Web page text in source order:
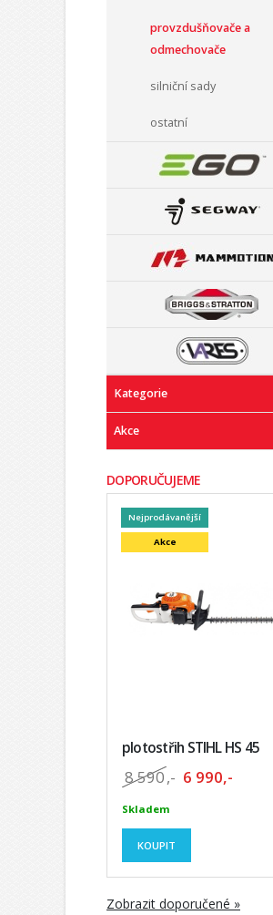
provzdušňovače a
odmechovače
silniční sady
ostatní
Kategorie
Akce
DOPORUČUJEME
Nejprodávanější
Akce
plotostřih STIHL HS 45
8 590,- 6 990,-
Skladem
KOUPIT
Zobrazit doporučené »